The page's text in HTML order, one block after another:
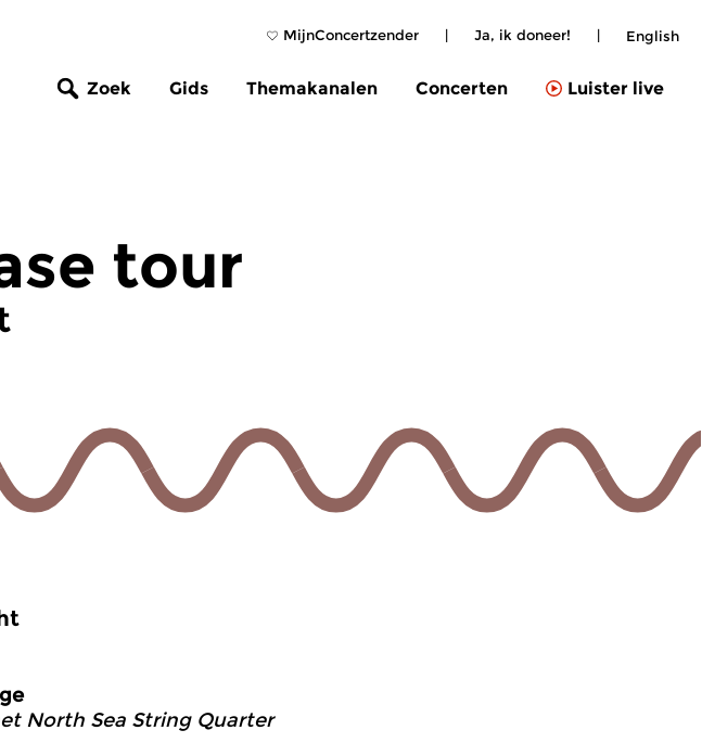
MijnConcertzender | Ja, ik doneer! | English
Zoek Gids Themakanalen Concerten Luister live
tour
North Sea String Quarter